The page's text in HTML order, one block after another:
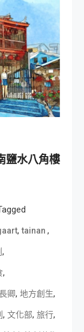
鹽水八角樓
,tainan ,
,
,
卿, 地方創生,
, 文化部, 旅行,